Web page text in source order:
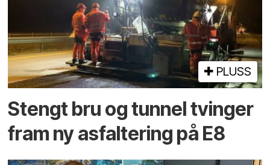
PLUSS
Stengt bru og tunnel tvinger
fram ny asfaltering på E8